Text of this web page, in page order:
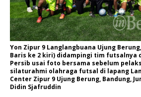
Yon Zipur 9 Langlangbuana Ujung
Baris ke 2 kiri) didampingi tim futsalnya
Persib usai foto bersama sebelum
silaturahmi olahraga futsal di lapang
Center Zipur 9 Ujung Berung, Bandung,
Didin Sjafruddin